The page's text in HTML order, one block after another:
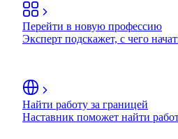
Перейти в новую профессию
Эксперт подскажет, с чего
Найти работу за границей
Наставник поможет найти